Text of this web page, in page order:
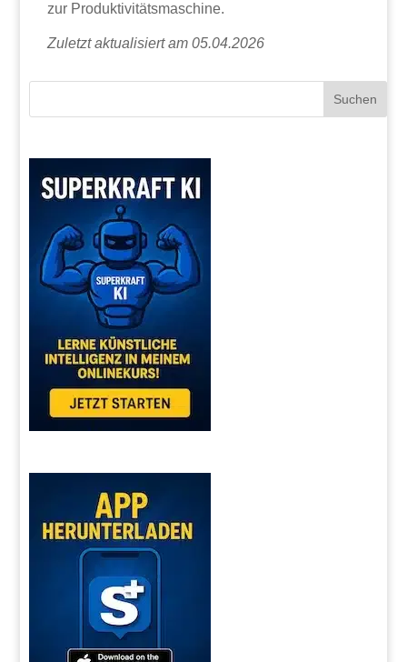
zur Produktivitätsmaschine.
Zuletzt aktualisiert am 05.04.2026